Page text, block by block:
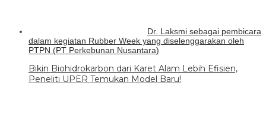
Dr. Laksmi sebagai pembicara
dalam kegiatan Rubber Week yang diselenggarakan oleh
PTPN (PT Perkebunan Nusantara)
Bikin Biohidrokarbon dari Karet Alam Lebih Efisien,
Peneliti UPER Temukan Model Baru!